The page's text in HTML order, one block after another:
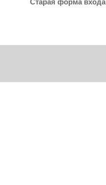
Старая форма входа